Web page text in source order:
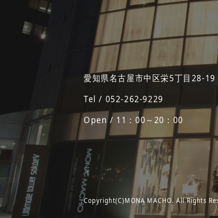
愛知県名古屋市中区栄5丁目28-
Tel / 052-262-9229
Open / 11：00～20：00
Copyright(C)MONA MACHO. All Rights